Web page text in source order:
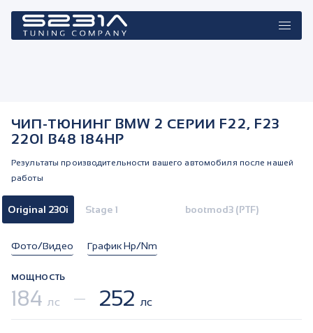
ЧИП-ТЮНИНГ BMW 2 СЕРИИ F22, F23
220I B48 184HP
Результаты производительности вашего автомобиля после нашей
работы
Original 230i Stage 1 bootmod3 (PTF)
Фото/Видео График Hp/Nm
МОЩНОСТЬ
184 лс 252лс